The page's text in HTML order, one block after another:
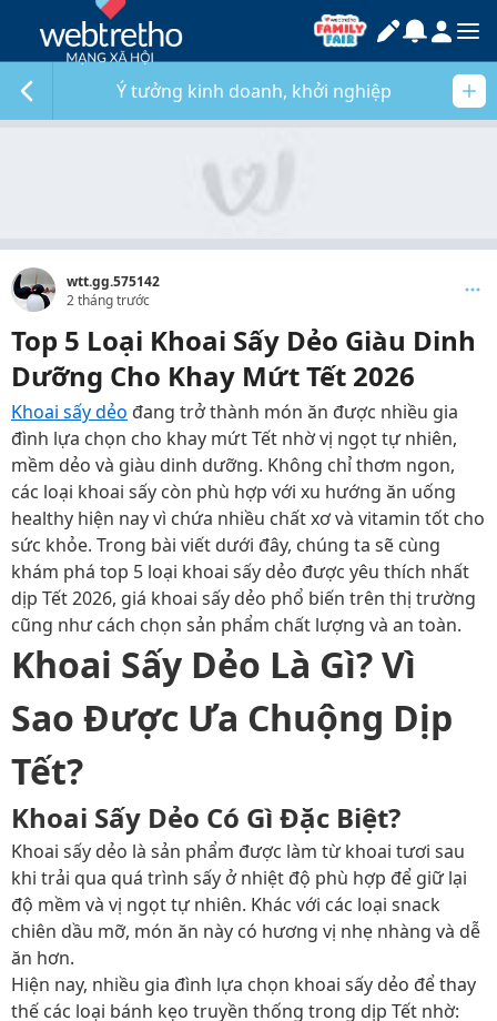
Ý tưởng kinh doanh, khởi nghiệp
wtt.gg.575142
2 tháng trước
Top 5 Loại Khoai Sấy Dẻo Giàu Dinh
Dưỡng Cho Khay Mứt Tết 2026
Khoai sấy dẻo đang trở thành món ăn được nhiều gia
đình lựa chọn cho khay mứt Tết nhờ vị ngọt tự nhiên,
mềm dẻo và giàu dinh dưỡng. Không chỉ thơm ngon,
các loại khoai sấy còn phù hợp với xu hướng ăn uống
healthy hiện nay vì chứa nhiều chất xơ và vitamin tốt cho
sức khỏe. Trong bài viết dưới đây, chúng ta sẽ cùng
khám phá top 5 loại khoai sấy dẻo được yêu thích nhất
dịp Tết 2026, giá khoai sấy dẻo phổ biến trên thị trường
cũng như cách chọn sản phẩm chất lượng và an toàn.
Khoai Sấy Dẻo Là Gì? Vì
Sao Được Ưa Chuộng Dịp
Tết?
Khoai Sấy Dẻo Có Gì Đặc Biệt?
Khoai sấy dẻo là sản phẩm được làm từ khoai tươi sau
khi trải qua quá trình sấy ở nhiệt độ phù hợp để giữ lại
độ mềm và vị ngọt tự nhiên. Khác với các loại snack
chiên dầu mỡ, món ăn này có hương vị nhẹ nhàng và dễ
ăn hơn.
Hiện nay, nhiều gia đình lựa chọn khoai sấy dẻo để thay
thế các loại bánh kẹo truyền thống trong dịp Tết nhờ: